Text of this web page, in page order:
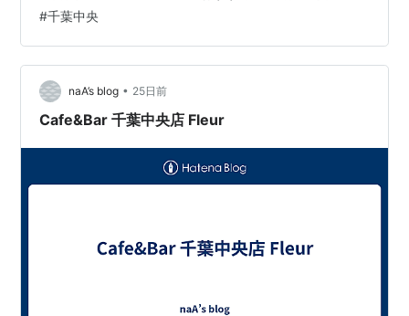
い詰めてもまったく飽きないくらい。おしゃべりしたり
チェキ撮影したりして一緒に素敵な夜を過ごして！ 店内
は一見シンプルですがそれはメイドさんの可愛さを引き
立てるため！レンガ調の壁…
#千葉中央
naA’s blog • 25日前
Cafe&Bar 千葉中央店 Fleur